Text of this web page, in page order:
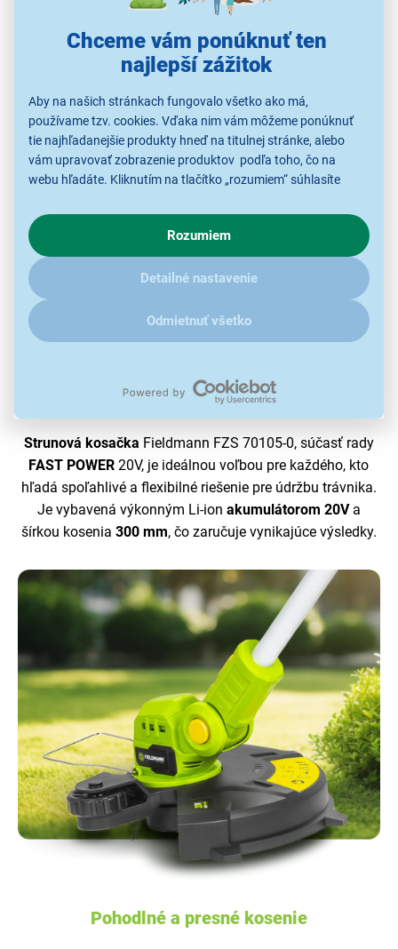
Chceme vám ponúknuť ten
najlepší zážitok
Aby na našich stránkach fungovalo všetko ako má,
používame tzv. cookies. Vďaka nim vám môžeme ponúknuť
tie najhľadanejšie produkty hneď na titulnej stránke, alebo
vám upravovať zobrazenie produktov podľa toho, čo na
webu hľadáte. Kliknutím na tlačítko „rozumiem“ súhlasíte
o chovaní na webe pre zobrazovaní cielených reklám.
V prípade že vás zaujímajú detaily, ako u nás s cookies a
ďalšími údaji pracujeme, kliknitesem.
Rozumiem
Detailné nastavenie
Odmietnuť všetko
Flexibilná údržba vášho trávnika
cm
Strunová kosačka Fieldmann FZS 70105-0, súčasť rady
FAST POWER 20V, je ideálnou voľbou pre každého, kto
hľadá spoľahlivé a flexibilné riešenie pre údržbu trávnika.
Je vybavená výkonným Li-ion akumulátorom 20Va
šírkou kosenia 300 mm, čo zaručuje vynikajúce výsledky.
Pohodlné a presné kosenie